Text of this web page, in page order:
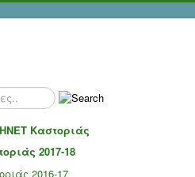
Καστοριάς
2017-18
2016-17